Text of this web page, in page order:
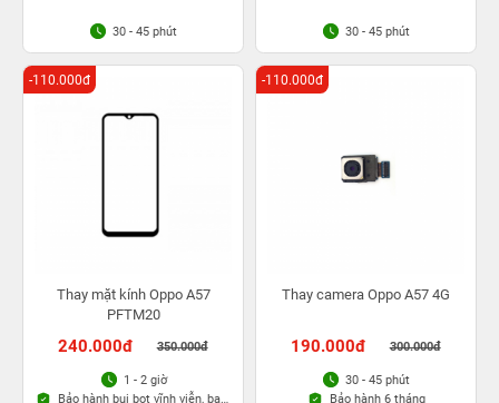
30 - 45 phút 30 - 45 phút
Thay mặt kính Oppo A57
PFTM20
240.000đ 350.000đ
-110.000đ
1 - 2 giờ
Bảo hành bụi bọt vĩnh viễn, bao
Thay camera Oppo A57 4G
190.000đ 300.000đ
-110.000đ
30 - 45 phút
Bảo hành 6 tháng